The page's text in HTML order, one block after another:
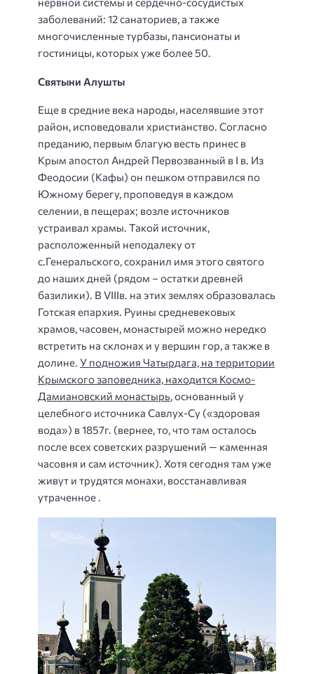
заболеваний: 12 санаториев, а также
многочисленные турбазы, пансионаты и
гостиницы, которых уже более 50.
Святыни Алушты
Еще в средние века народы, населявшие этот
район, исповедовали христианство. Согласно
преданию, первым благую весть принес в
Крым апостол Андрей Первозванный в I в. Из
Феодосии (Кафы) он пешком отправился по
Южному берегу, проповедуя в каждом
селении, в пещерах; возле источников
устраивал храмы. Такой источник,
расположенный неподалеку от
с.Генеральского, сохранил имя этого святого
до наших дней (рядом – остатки древней
базилики). В VIIIв. на этих землях образовалась
Готская епархия. Руины средневековых
храмов, часовен, монастырей можно нередко
встретить на склонах и у вершин гор, а также в
долине. У подножия Чатырдага, на территории
Крымского заповедника, находится Космо-
Дамиановский монастырь, основанный у
целебного источника Савлух-Су («здоровая
вода») в 1857г. (вернее, то, что там осталось
после всех советских разрушений — каменная
часовня и сам источник). Хотя сегодня там уже
живут и трудятся монахи, восстанавливая
утраченное .